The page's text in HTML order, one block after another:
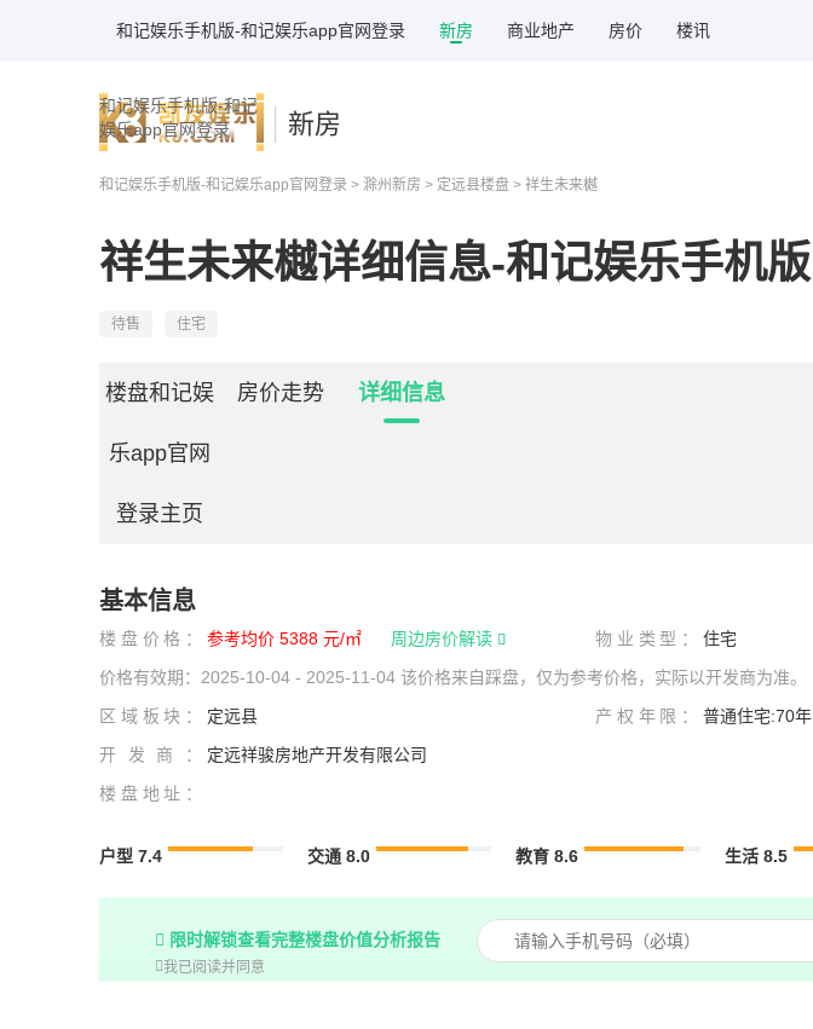
和记娱乐手机版-和记娱乐app官网登录 新房 商业地产 房价 楼讯
和记娱乐手机版-和记
娱乐app官网登录
新房
和记娱乐手机版-和记娱乐app官网登录 > 滁州新房 > 定远县楼盘 > 祥生未来樾
祥生未来樾详细信息-和记娱乐手机版
待售 住宅
楼盘和记娱
乐app官网
登录主页
房价走势 详细信息
基本信息
楼盘价格： 参考均价 5388 元/㎡ 周边房价解读  物业类型：
住宅
价格有效期：2025-10-04 - 2025-11-04 该价格来自踩盘，仅为参考价格，实际以开发商为准。
区域板块：
定远县 产权年限：
普通住宅:70年
开发商：
定远祥骏房地产开发有限公司
楼盘地址：
户型 7.4 交通 8.0 教育 8.6 生活 8.5
 限时解锁查看完整楼盘价值分析报告
我已阅读并同意